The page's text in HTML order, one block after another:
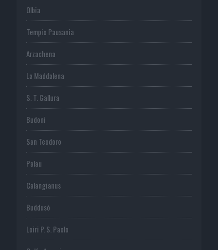
Olbia
Tempio Pausania
Arzachena
La Maddalena
S. T. Gallura
Budoni
San Teodoro
Palau
Calangianus
Buddusò
Loiri P. S. Paolo